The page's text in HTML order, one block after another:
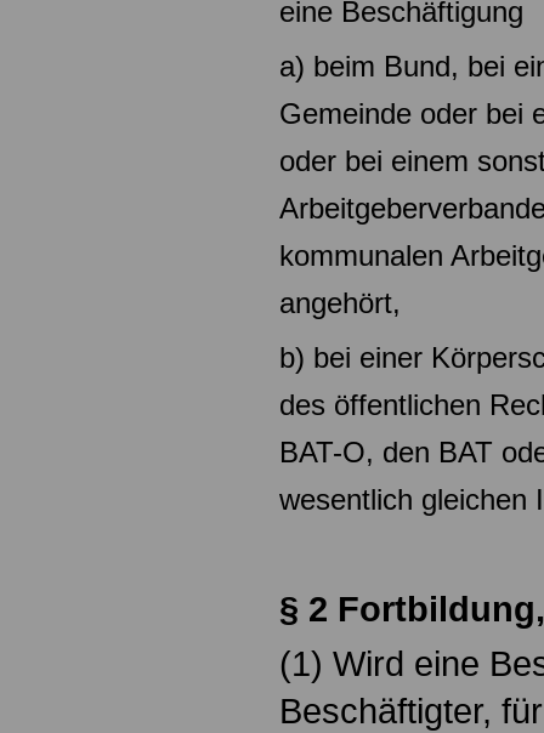
eine Beschäftigung
a) beim Bund, bei
Gemeinde oder bei
oder bei einem
kommunalen
angehört,
b) bei einer
des öffentlichen
BAT-O, den BAT
wesentlich gleichen
§ 2
(1) Wird eine
Beschäftigter,